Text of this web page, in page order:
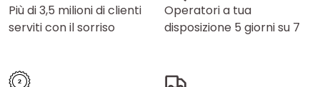
Più di 3,5 milioni di clienti
serviti con il sorriso
Operatori a tua
disposizione 5 giorni su 7